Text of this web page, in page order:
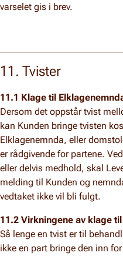
varselet gis i brev.
11. Tvister
11.1 Klage til
Dersom det oppstår tvist
kan Kunden bringe tvisten
Elklagenemnda, eller
er rådgivende for partene.
eller delvis medhold, skal
melding til Kunden og
vedtaket ikke vil bli fulgt.
11.2 Virkningene av klage
Så lenge en tvist er til
ikke en part bringe den inn